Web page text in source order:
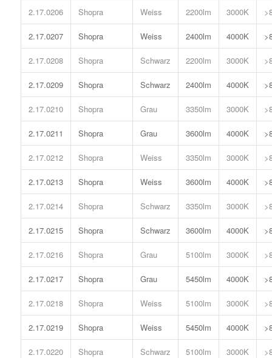
2.17.0206 Shopra Weiss 2200lm 3000K
2.17.0207 Shopra Weiss 2400lm 4000K
2.17.0208 Shopra Schwarz 2200lm 3000K
2.17.0209 Shopra Schwarz 2400lm 4000K
2.17.0210 Shopra Grau 3350lm 3000K
2.17.0211 Shopra Grau 3600lm 4000K
2.17.0212 Shopra Weiss 3350lm 3000K
2.17.0213 Shopra Weiss 3600lm 4000K
2.17.0214 Shopra Schwarz 3350lm 3000K
2.17.0215 Shopra Schwarz 3600lm 4000K
2.17.0216 Shopra Grau 5100lm 3000K
2.17.0217 Shopra Grau 5450lm 4000K
2.17.0218 Shopra Weiss 5100lm 3000K
2.17.0219 Shopra Weiss 5450lm 4000K
2.17.0220 Shopra Schwarz 5100lm 3000K